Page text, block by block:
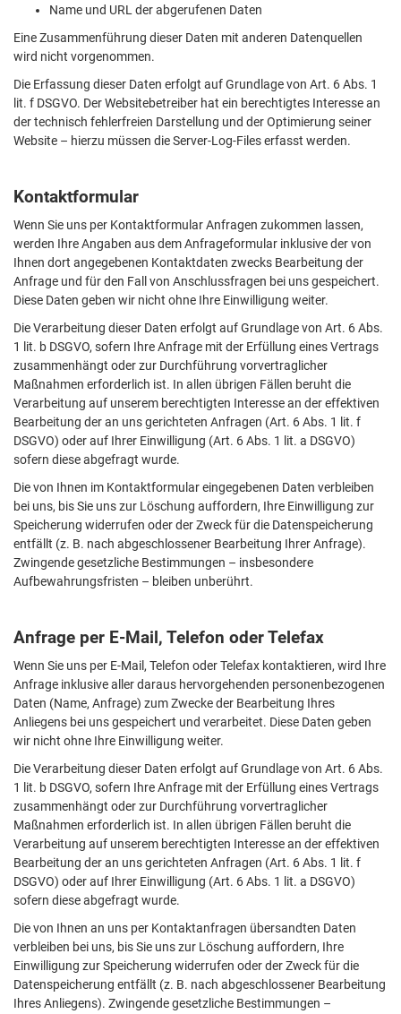
Name und URL der abgerufenen Daten
Eine Zusammenführung dieser Daten mit anderen Datenquellen
wird nicht vorgenommen.
Die Erfassung dieser Daten erfolgt auf Grundlage von Art. 6 Abs. 1
lit. f DSGVO. Der Websitebetreiber hat ein berechtigtes Interesse an
der technisch fehlerfreien Darstellung und der Optimierung seiner
Website – hierzu müssen die Server-Log-Files erfasst werden.
Kontaktformular
Wenn Sie uns per Kontaktformular Anfragen zukommen lassen,
werden Ihre Angaben aus dem Anfrageformular inklusive der von
Ihnen dort angegebenen Kontaktdaten zwecks Bearbeitung der
Anfrage und für den Fall von Anschlussfragen bei uns gespeichert.
Diese Daten geben wir nicht ohne Ihre Einwilligung weiter.
Die Verarbeitung dieser Daten erfolgt auf Grundlage von Art. 6 Abs.
1 lit. b DSGVO, sofern Ihre Anfrage mit der Erfüllung eines Vertrags
zusammenhängt oder zur Durchführung vorvertraglicher
Maßnahmen erforderlich ist. In allen übrigen Fällen beruht die
Verarbeitung auf unserem berechtigten Interesse an der effektiven
Bearbeitung der an uns gerichteten Anfragen (Art. 6 Abs. 1 lit. f
DSGVO) oder auf Ihrer Einwilligung (Art. 6 Abs. 1 lit. a DSGVO)
sofern diese abgefragt wurde.
Die von Ihnen im Kontaktformular eingegebenen Daten verbleiben
bei uns, bis Sie uns zur Löschung auffordern, Ihre Einwilligung zur
Speicherung widerrufen oder der Zweck für die Datenspeicherung
entfällt (z. B. nach abgeschlossener Bearbeitung Ihrer Anfrage).
Zwingende gesetzliche Bestimmungen – insbesondere
Aufbewahrungsfristen – bleiben unberührt.
Anfrage per E-Mail, Telefon oder Telefax
Wenn Sie uns per E-Mail, Telefon oder Telefax kontaktieren, wird Ihre
Anfrage inklusive aller daraus hervorgehenden personenbezogenen
Daten (Name, Anfrage) zum Zwecke der Bearbeitung Ihres
Anliegens bei uns gespeichert und verarbeitet. Diese Daten geben
wir nicht ohne Ihre Einwilligung weiter.
Die Verarbeitung dieser Daten erfolgt auf Grundlage von Art. 6 Abs.
1 lit. b DSGVO, sofern Ihre Anfrage mit der Erfüllung eines Vertrags
zusammenhängt oder zur Durchführung vorvertraglicher
Maßnahmen erforderlich ist. In allen übrigen Fällen beruht die
Verarbeitung auf unserem berechtigten Interesse an der effektiven
Bearbeitung der an uns gerichteten Anfragen (Art. 6 Abs. 1 lit. f
DSGVO) oder auf Ihrer Einwilligung (Art. 6 Abs. 1 lit. a DSGVO)
sofern diese abgefragt wurde.
Die von Ihnen an uns per Kontaktanfragen übersandten Daten
verbleiben bei uns, bis Sie uns zur Löschung auffordern, Ihre
Einwilligung zur Speicherung widerrufen oder der Zweck für die
Datenspeicherung entfällt (z. B. nach abgeschlossener Bearbeitung
Ihres Anliegens). Zwingende gesetzliche Bestimmungen –